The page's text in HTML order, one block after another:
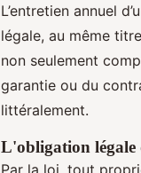
L’entretien annuel
légale, au même
non seulement
garantie ou du
littéralement.
L'obligation légale
Par la loi, tout